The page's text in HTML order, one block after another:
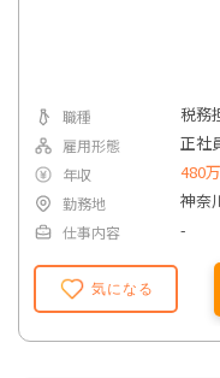
気になる
職種 税務
雇用形態 正社
年収 480
勤務地 神奈
仕事内容 -